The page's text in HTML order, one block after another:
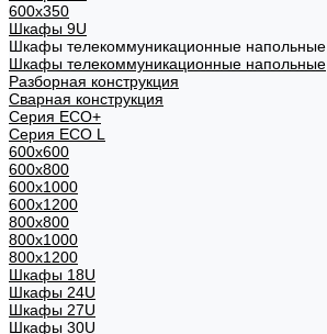
600x350
Шкафы 9U
Шкафы телекоммуникационные напольные
Шкафы телекоммуникационные напольные
Разборная конструкция
Сварная конструкция
Серия ECO+
Серия ECO L
600x600
600x800
600х1000
600х1200
800x800
800х1000
800х1200
Шкафы 18U
Шкафы 24U
Шкафы 27U
Шкафы 30U